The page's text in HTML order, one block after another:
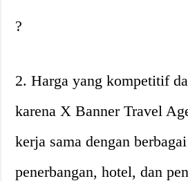
?
2. Harga yang kompetitif
karena X Banner Travel
kerja sama dengan
penerbangan, hotel, dan